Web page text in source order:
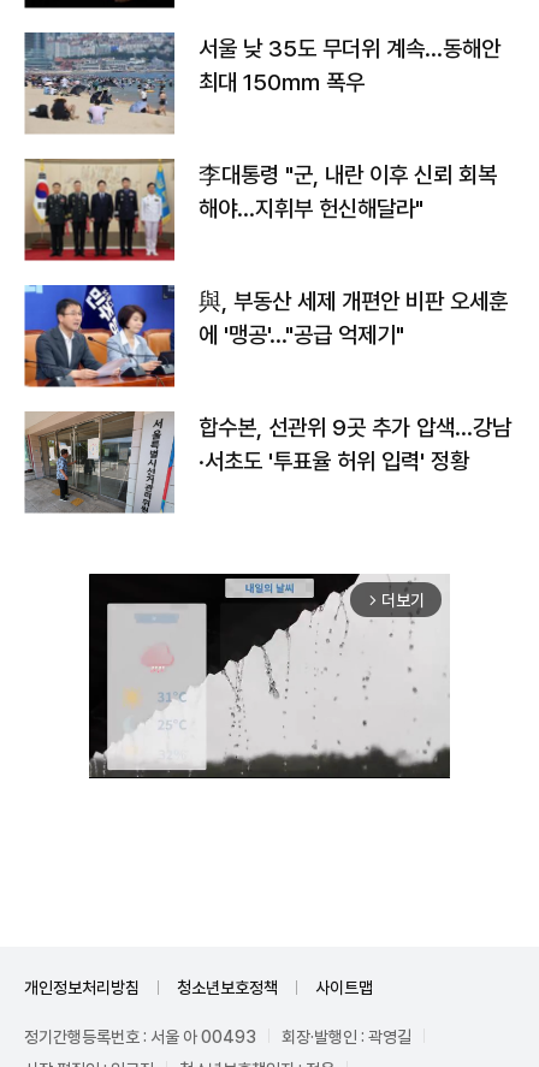
서울 낮 35도 무더위 계속…동해안
최대 150㎜ 폭우
李대통령 "군, 내란 이후 신뢰 회복
해야…지휘부 헌신해달라"
與, 부동산 세제 개편안 비판 오세훈
에 '맹공'…"공급 억제기"
합수본, 선관위 9곳 추가 압색…강남
·서초도 '투표율 허위 입력' 정황
arrow_forward_ios 더보기
개인정보처리방침 청소년보호정책 사이트맵
정기간행등록번호 : 서울 아 00493
회장·발행인 : 곽영길